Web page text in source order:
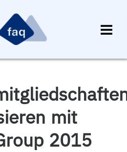
mit
2015